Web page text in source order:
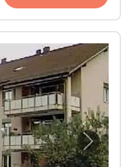
"Hobby-/